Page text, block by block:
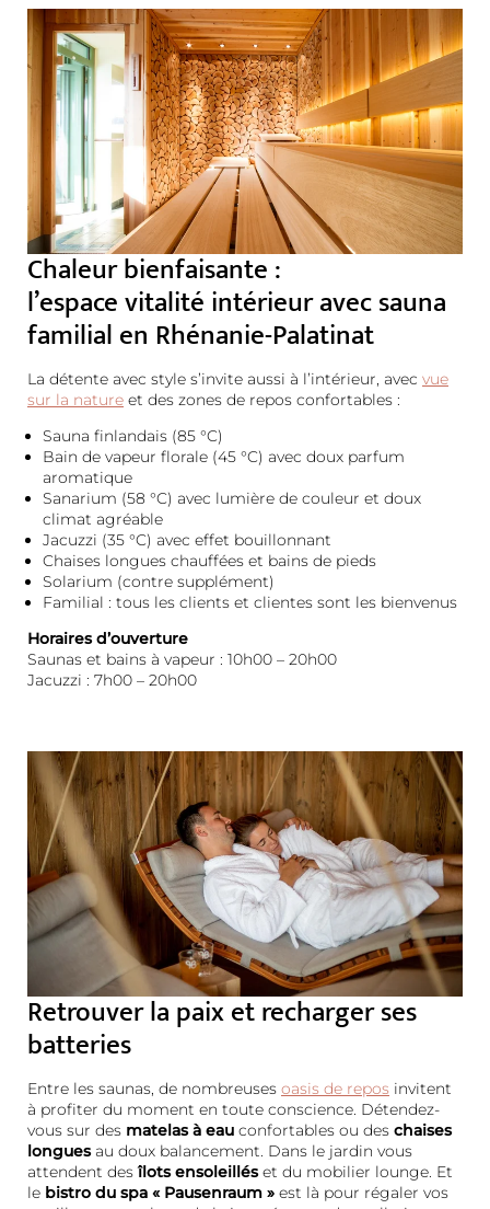
Horaires d’ouverture :
10h00 – 20h00
Chaleur bienfaisante :
l’espace vitalité intérieur avec sauna
familial en Rhénanie-Palatinat
La détente avec style s’invite aussi à l’intérieur, avec vue
sur la nature et des zones de repos confortables :
Sauna finlandais (85 °C)
Bain de vapeur florale (45 °C) avec doux parfum
aromatique
Sanarium (58 °C) avec lumière de couleur et doux
climat agréable
Jacuzzi (35 °C) avec effet bouillonnant
Chaises longues chauffées et bains de pieds
Solarium (contre supplément)
Familial : tous les clients et clientes sont les bienvenus
Horaires d’ouverture
Saunas et bains à vapeur : 10h00 – 20h00
Jacuzzi : 7h00 – 20h00
Retrouver la paix et recharger ses
batteries
Entre les saunas, de nombreuses oasis de repos invitent
à profiter du moment en toute conscience. Détendez-
vous sur des matelas à eau confortables ou des chaises
longuesau doux balancement. Dans le jardin vous
attendent desîlots ensoleilléset du mobilier lounge. Et
le bistro du spa « Pausenraum » est là pour régaler vos